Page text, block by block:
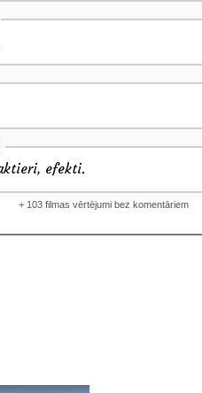
efekti.
+ 103 filmas vērtējumi bez komentāriem